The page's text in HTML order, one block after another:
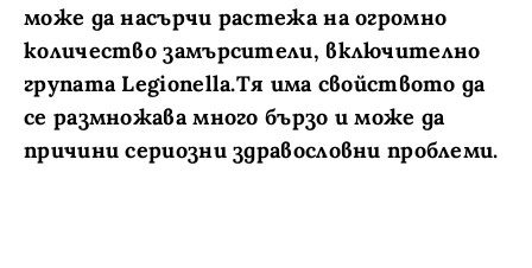
може да насърчи растежа на огромно
количество замърсители, включително
групата Legionella.Тя има свойството да
се размножава много бързо и може да
причини сериозни здравословни проблеми.